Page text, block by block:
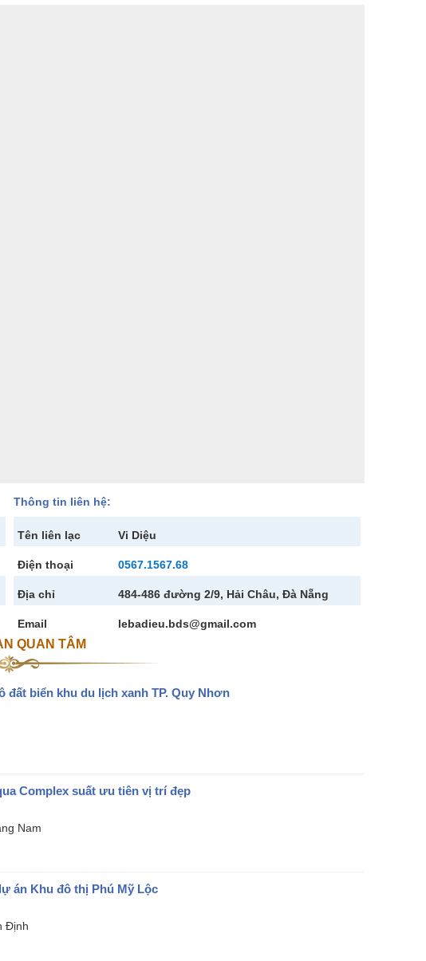
Thông tin liên hệ:
Tên liên lạc Vi Diệu
Điện thoại 0567.1567.68
Địa chỉ 484-486 đường 2/9, Hải Châu, Đà Nẵng
Email lebadieu.bds@gmail.com
QUAN TÂM
đất biển khu du lịch xanh TP. Quy Nhơn
Complex suất ưu tiên vị trí đẹp
Nam
án Khu đô thị Phú Mỹ Lộc
Định